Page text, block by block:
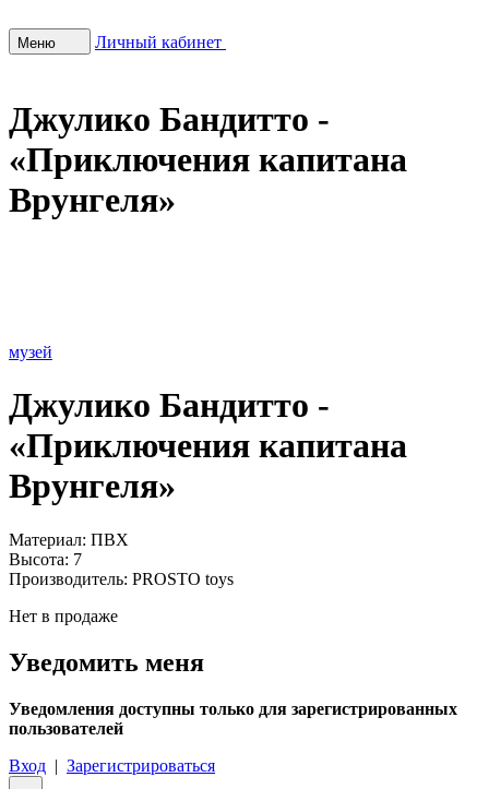
Меню Личный кабинет
Джулико Бандитто -
«Приключения капитана
Врунгеля»
музей
Джулико Бандитто -
«Приключения капитана
Врунгеля»
Материал: ПВХ
Высота: 7
Производитель: PROSTO toys
Нет в продаже
Уведомить меня
Уведомления доступны только для зарегистрированных
пользователей
Вход | Зарегистрироваться